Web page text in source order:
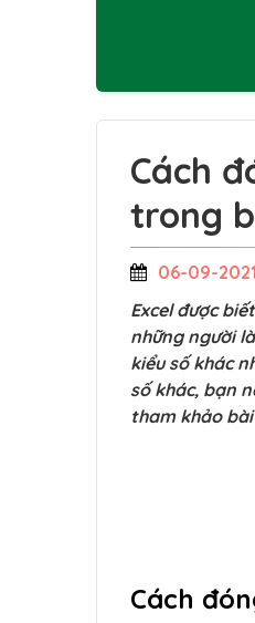
Cách
trong
06-09-2021
Excel được
những người
kiểu số khác
số khác, bạn
tham khảo
Cách